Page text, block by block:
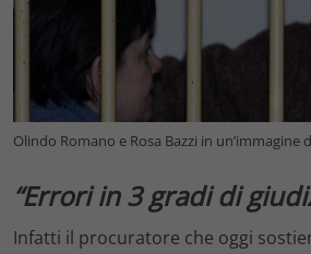
Olindo Romano e Rosa Bazzi in un’immagine
“Errori in 3 gradi di
Infatti il procuratore che oggi